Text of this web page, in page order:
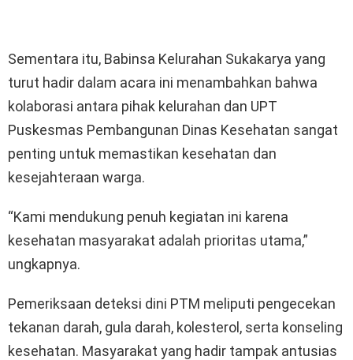
Sementara itu, Babinsa Kelurahan Sukakarya yang
turut hadir dalam acara ini menambahkan bahwa
kolaborasi antara pihak kelurahan dan UPT
Puskesmas Pembangunan Dinas Kesehatan sangat
penting untuk memastikan kesehatan dan
kesejahteraan warga.
“Kami mendukung penuh kegiatan ini karena
kesehatan masyarakat adalah prioritas utama,”
ungkapnya.
Pemeriksaan deteksi dini PTM meliputi pengecekan
tekanan darah, gula darah, kolesterol, serta konseling
kesehatan. Masyarakat yang hadir tampak antusias